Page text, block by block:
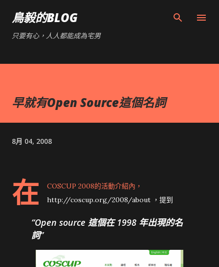
鳥毅的BLOG
只要有心，人人都能成為宅男
早就有Open Source這個名詞
8月 04, 2008
在
COSCUP 2008的活動介紹內，
http://coscup.org/2008/about ，提到
Open source 這個在 1998 年出現的名
詞